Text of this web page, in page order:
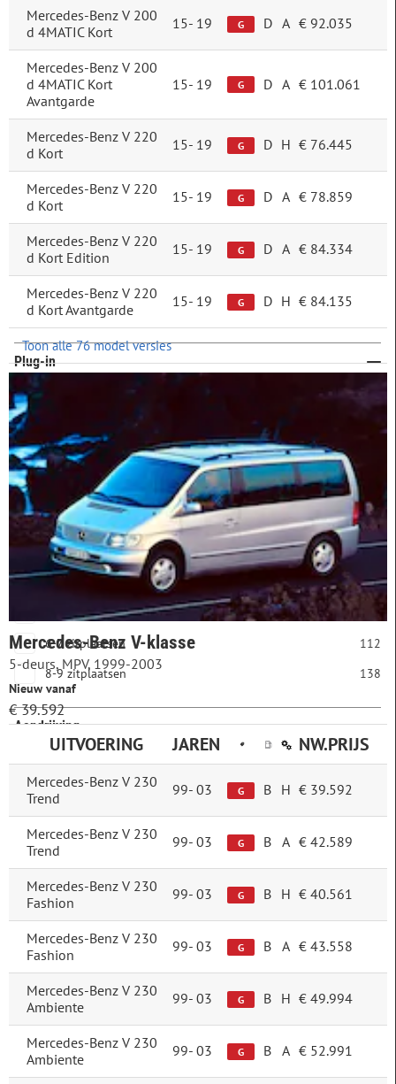
Transmissie
Automatisch
223
Handgeschakeld
Carrosserie
Personenbus 214
Trefwoord
Plug-in
250
Aantal deuren
2-3 deuren
4-5 deuren
250
Aantal zitplaatsen
2-3 zitplaatsen
0
4-5 zitplaatsen
0
6-7 zitplaatsen
112
8-9 zitplaatsen
138
Aandrijving
achterwielaandrijving
130
4WD
voorwielaandrijving
36
Vermogen
Elektrische actieradius
CO2-uitstoot
Mercedes-Benz V 200
d 4MATIC Kort
15- 19 G D A € 92.035
Mercedes-Benz V 200
d 4MATIC Kort
Avantgarde
15- 19 G D A € 101.061
Mercedes-Benz V 220
d Kort
15- 19 G D H € 76.445
Mercedes-Benz V 220
d Kort
15- 19 G D A € 78.859
Mercedes-Benz V 220
d Kort Edition
15- 19 G D A € 84.334
Mercedes-Benz V 220
d Kort Avantgarde
15- 19 G D H € 84.135
Toon alle 76 model versies
Mercedes-Benz V-klasse
5-deurs, MPV, 1999-2003
Nieuw vanaf
€ 39.592
UITVOERING JAREN NW.PRIJS
Mercedes-Benz V 230
Trend
99- 03 G B H € 39.592
Mercedes-Benz V 230
Trend
99- 03 G B A € 42.589
Mercedes-Benz V 230
Fashion
99- 03 G B H € 40.561
Mercedes-Benz V 230
Fashion
99- 03 G B A € 43.558
Mercedes-Benz V 230
Ambiente
99- 03 G B H € 49.994
Mercedes-Benz V 230
Ambiente
99- 03 G B A € 52.991